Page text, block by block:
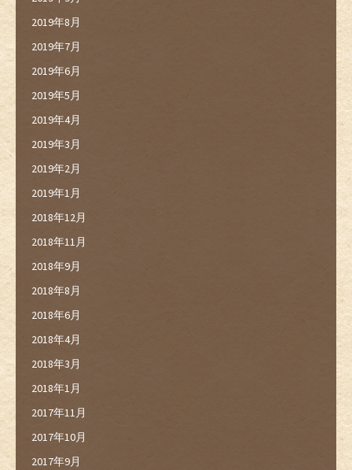
2019年8月
2019年7月
2019年6月
2019年5月
2019年4月
2019年3月
2019年2月
2019年1月
2018年12月
2018年11月
2018年9月
2018年8月
2018年6月
2018年4月
2018年3月
2018年1月
2017年11月
2017年10月
2017年9月